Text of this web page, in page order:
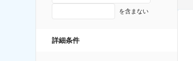
を含まない
詳細条件